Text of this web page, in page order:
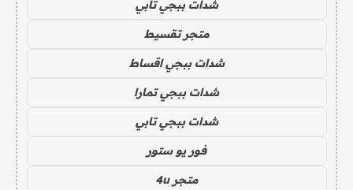
شدات ببجي تابي
متجر تقسيط
شدات ببجي اقساط
شدات ببجي تمارا
شدات ببجي تابي
فور يو ستور
متجر 4u